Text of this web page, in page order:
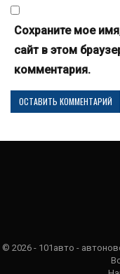
Сохраните мое
сайт в этом
комментария.
© 2026 - 101авто -